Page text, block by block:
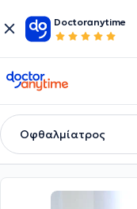
Doctoranytime
doctoranytime
Οφθαλμίατρος